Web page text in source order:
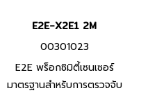
E2E-X2E1 2M
00301023
E2E พร็อกซิมิตี้เซนเซอร์
มาตรฐานสำหรับการตรวจจับ